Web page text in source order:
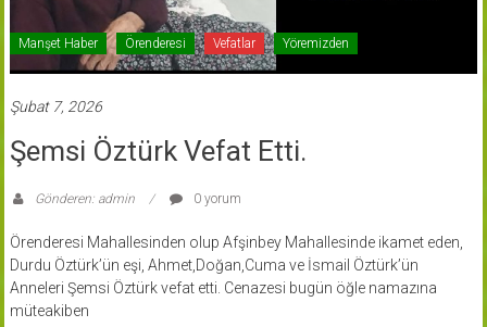
Manşet Haber Örenderesi Vefatlar Yöremizden
Şubat 7, 2026
Şemsi Öztürk Vefat Etti.
Gönderen: admin 0 yorum
Örenderesi Mahallesinden olup Afşinbey Mahallesinde ikamet eden,
Durdu Öztürk’ün eşi, Ahmet,Doğan,Cuma ve İsmail Öztürk’ün
Anneleri Şemsi Öztürk vefat etti. Cenazesi bugün öğle namazına
müteakiben